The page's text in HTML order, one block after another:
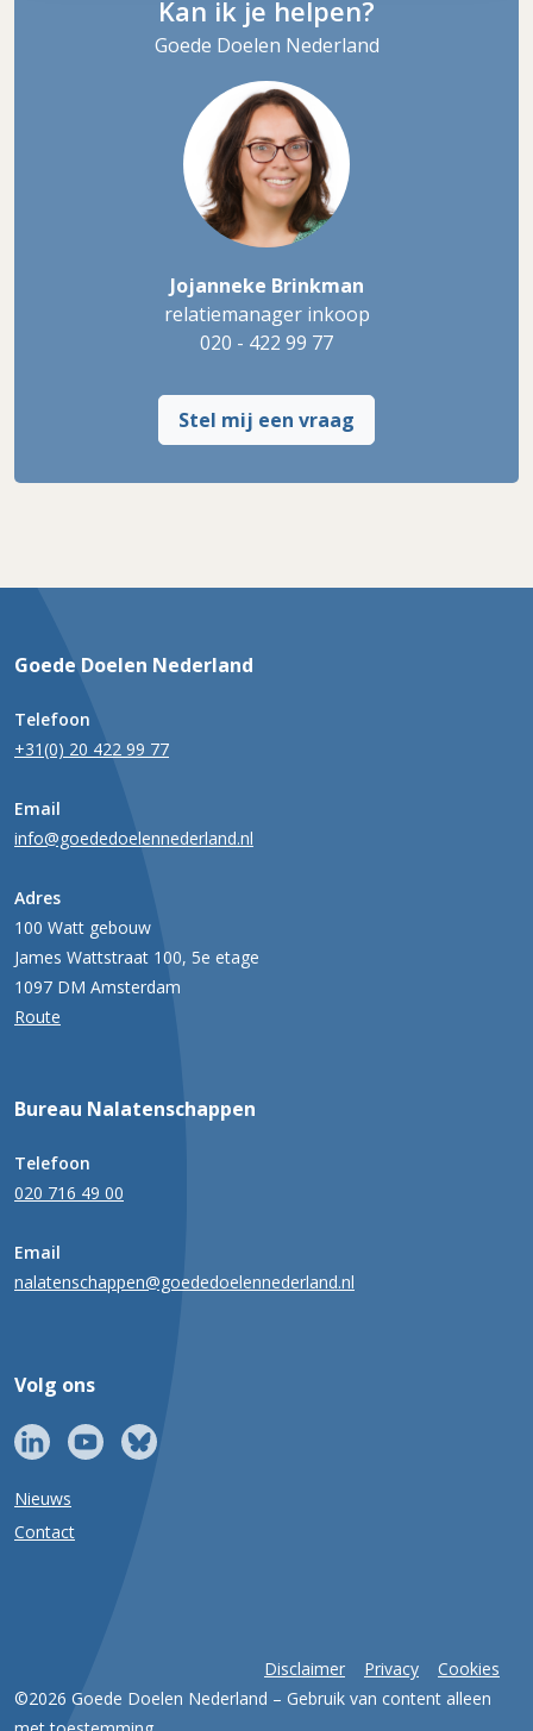
Kan ik je helpen?
Goede Doelen Nederland
Jojanneke Brinkman
relatiemanager inkoop
020 - 422 99 77
Stel mij een vraag
Goede Doelen Nederland
Telefoon
+31(0) 20 422 99 77
Email
info@goededoelennederland.nl
Adres
100 Watt gebouw
James Wattstraat 100, 5e etage
1097 DM Amsterdam
Route
Bureau Nalatenschappen
Telefoon
020 716 49 00
Email
nalatenschappen@goededoelennederland.nl
Volg ons
Nieuws
Contact
Disclaimer Privacy
Cookies
©2026 Goede Doelen Nederland – Gebruik van content alleen